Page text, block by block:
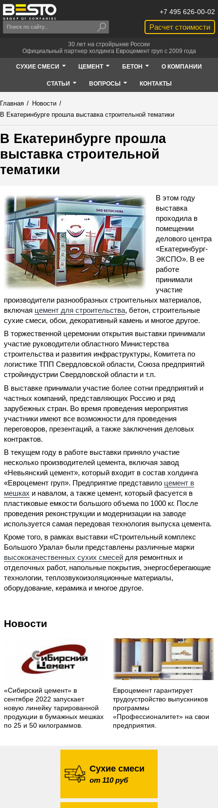
Расчет стоимости
+7 495 626-00-02
30 лет на стройрынке России
Официальный партнер холдинга Евроцемент груп с 2009 года
СУХИЕ СМЕСИ ЦЕМЕНТ БЕТОН О КОМПАНИИ
СТАТЬИ ВОПРОСЫ КОНТАКТЫ
Главная / Новости /
В Екатеринбурге прошла выставка строительной тематики
В Екатеринбурге прошла
выставка строительной
тематики
В этом году
выставка
проходила в
помещении
делового центра
«Екатеринбург-
ЭКСПО». В ее
работе
принимали
участие
производители разнообразных строительных материалов,
включая цемент для строительства, бетон, строительные
сухие смеси, обои, декоративный камень и многое другое.
В торжественной церемонии открытия выставки принимали
участие руководители областного Министерства
строительства и развития инфраструктуры, Комитета по
логистике ТПП Свердловской области, Союза предприятий
стройиндустрии Свердловской области и т.п.
В выставке принимали участие более сотни предприятий и
частных компаний, представляющих Россию и ряд
зарубежных стран. Во время проведения мероприятия
участники имеют все возможности для проведения
переговоров, презентаций, а также заключения деловых
контрактов.
В текущем году в работе выставки приняло участие
несколько производителей цемента, включая завод
«Невьянский цемент», который входит в состав холдинга
«Евроцемент груп». Предприятие представило цемент в
мешках и навалом, а также цемент, который фасуется в
пластиковые емкости большого объема по 1000 кг. После
проведения реконструкции и модернизации на заводе
используется самая передовая технология выпуска цемента.
Кроме того, в рамках выставки «Строительный комплекс
Большого Урала» были представлены различные марки
высококачественных сухих смесей для ремонтных и
отделочных работ, напольные покрытия, энергосберегающие
технологии, теплозвукоизоляционные материалы,
оборудование, керамика и многое другое.
Новости
«Сибирский цемент» в
сентябре 2022 запускает
новую линейку тарированной
продукции в бумажных мешках
по 25 и 50 килограммов.
Евроцемент гарантирует
трудоустройство выпускников
программы
«Профессионалитет» на свои
предприятия.
Сухие смеси
от 110 руб